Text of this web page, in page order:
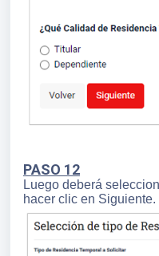
PASO 12
Luego deberá
hacer clic en Siguiente.